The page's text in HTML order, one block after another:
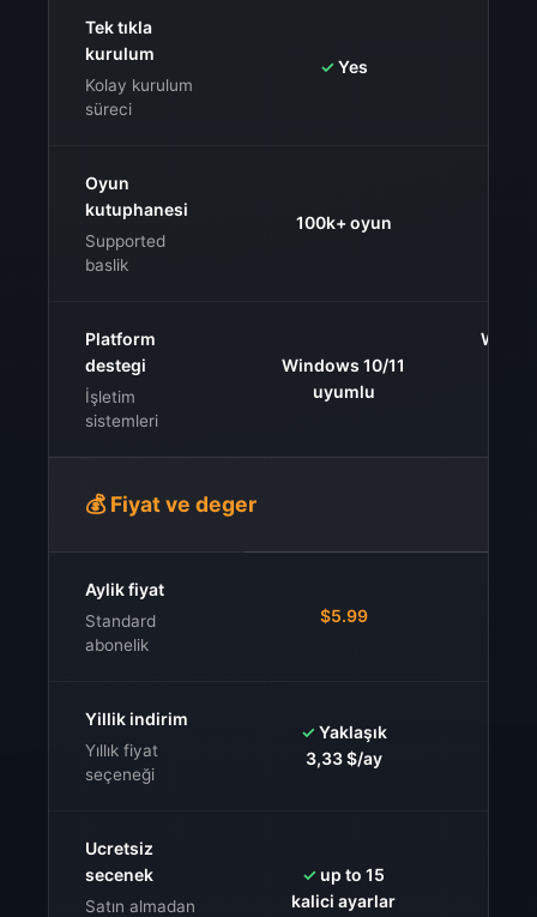
Tek tıkla
kurulum
Kolay kurulum
süreci
✓Yes
Oyun
kutuphanesi
Supported
baslik
100k+ oyun
Platform
destegi
İşletim
sistemleri
Windows 10/11
uyumlu
💰 Fiyat ve deger
Aylik fiyat
Standard
abonelik
$5.99
Yillik indirim
Yıllık fiyat
seçeneği
✓Yaklaşık
3,33 $/ay
Ucretsiz
secenek
Satın almadan
✓ up to 15
kalici ayarlar